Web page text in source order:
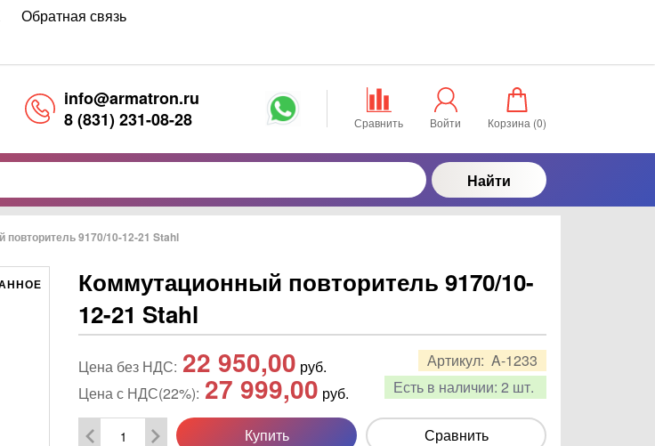
Обратная связь
info@armatron.ru
8 (831) 231-08-28
Сравнить Войти Корзина (0)
Найти
повторитель 9170/10-12-21 Stahl
Коммутационный повторитель 9170/10-
12-21 Stahl
Артикул: A-1233
Есть в наличии: 2 шт.
Цена без НДС: 22 950,00 руб.
Цена с НДС(22%): 27 999,00 руб.
Купить Сравнить